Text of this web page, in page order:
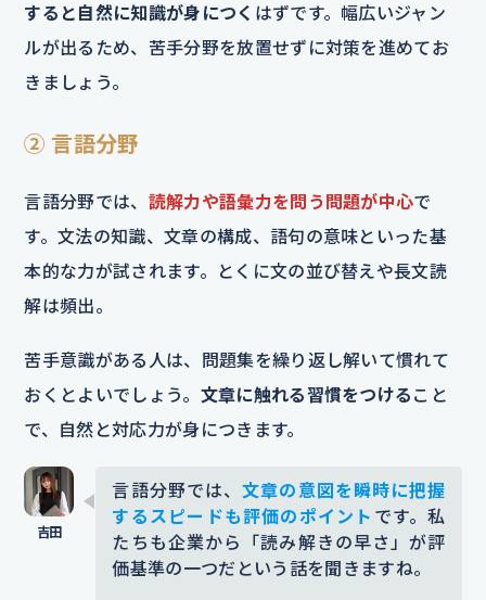
すると自然に知識が身につく はずです。幅広いジャン
ルが出るため、苦手分野を放置せずに対策を進めてお
きましょう。
② 言語分野
言語分野では、 読解力や語彙力を問う問題が中心で
す。文法の知識、文章の構成、語句の意味といった基
本的な力が試されます。とくに文の並び替えや長文読
解は頻出。
苦手意識がある人は、問題集を繰り返し解いて慣れて
おくとよいでしょう。 文章に触れる習慣をつける こと
で、自然と対応力が身につきます。
言語分野では、文章の意図を瞬時に把握
するスピードも評価のポイント です。私
たちも企業から「読み解きの早さ」が評
価基準の一つだという話を聞きますね。